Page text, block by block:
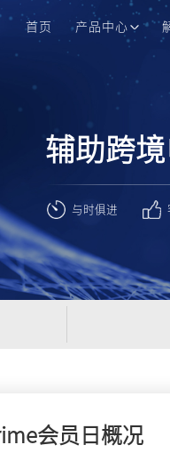
首页 产品中心
辅助跨
与时俱进
会员日概况